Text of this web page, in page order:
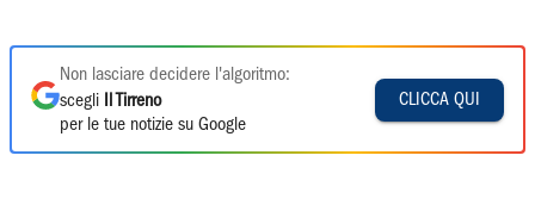
Non lasciare decidere l'algoritmo:
scegli
Il Tirreno
per le tue notizie su Google
CLICCA QUI